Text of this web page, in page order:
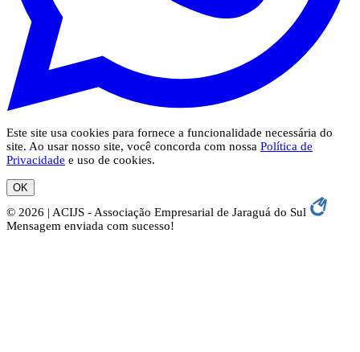
Este site usa cookies para fornece a funcionalidade necessária do
site. Ao usar nosso site, você concorda com nossa Política de
Privacidade e uso de cookies.
OK
© 2026 | ACIJS - Associação Empresarial de Jaraguá do Sul
Mensagem enviada com sucesso!